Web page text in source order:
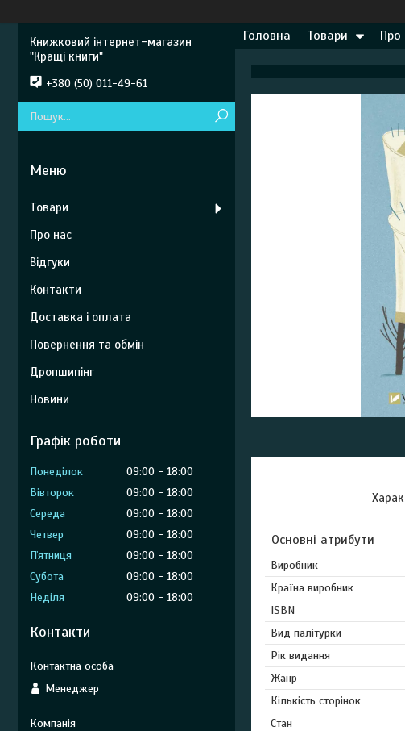
Головна Товари Про
Основні атрибути
Виробник
Країна виробник
ISBN
Вид палітурки
Рік видання
Жанр
Кількість сторінок
Стан
Книжковий інтернет-магазин
"Кращі книги"
+380 (50) 011-49-61
Товари
Про нас
Відгуки
Контакти
Доставка і оплата
Повернення та обмін
Дропшипінг
Новини
Графік роботи
Понеділок 09:00
18:00
Вівторок
09:00
18:00
Середа
09:00
18:00
Четвер
09:00
18:00
Пʼятниця
09:00
18:00
Субота
09:00
18:00
Неділя
09:00 18:00
Контакти
Менеджер